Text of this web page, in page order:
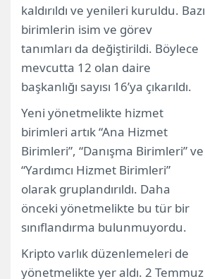
kaldırıldı ve yenileri kuruldu. Bazı
birimlerin isim ve görev
tanımları da değiştirildi. Böylece
mevcutta 12 olan daire
başkanlığı sayısı 16’ya çıkarıldı.
Yeni yönetmelikte hizmet
birimleri artık “Ana Hizmet
Birimleri”, “Danışma Birimleri” ve
“Yardımcı Hizmet Birimleri”
olarak gruplandırıldı. Daha
önceki yönetmelikte bu tür bir
sınıflandırma bulunmuyordu.
Kripto varlık düzenlemeleri de
yönetmelikte yer aldı. 2 Temmuz